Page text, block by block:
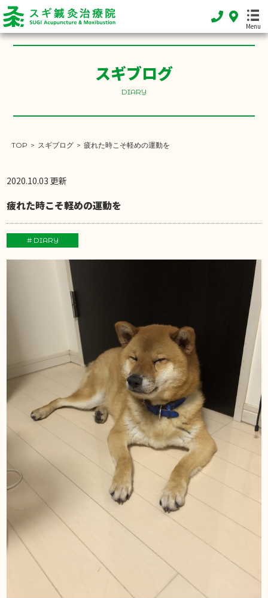
Menu
ホーム
HOME
店舗案内
SHOP INFO
スギブログ
DIARY
TOP > スギブログ > 疲れた時こそ軽めの運動を
2020.10.03 更新
疲れた時こそ軽めの運動を
# DIARY